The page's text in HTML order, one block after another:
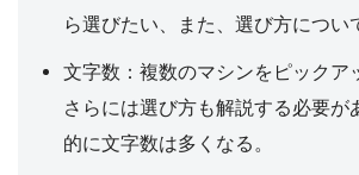
ら選びたい、また、選び方につい
文字数：複数のマシンをピックア
さらには選び方も解説する必要が
的に文字数は多くなる。